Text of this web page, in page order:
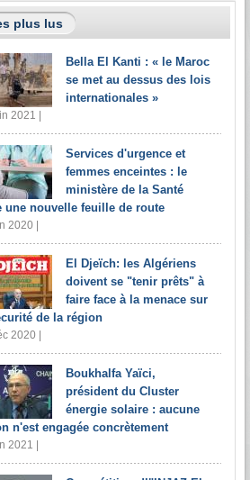
plus lus
Bella El Kanti : « le Maroc
se met au dessus des lois
internationales »
2021 |
Services d'urgence et
femmes enceintes : le
ministère de la Santé
une nouvelle feuille de route
2020 |
El Djeïch: les Algériens
doivent se "tenir prêts" à
faire face à la menace sur
de la région
2020 |
Boukhalfa Yaïci,
président du Cluster
énergie solaire : aucune
n'est engagée concrètement
2021 |